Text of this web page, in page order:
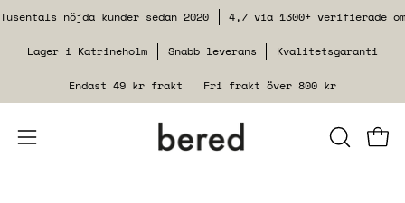
Hoppa
innehåll
Tusentals nöjda kunder sedan 2020 4,7 via 1300+ verifierade
Lager i Katrineholm Snabb leverans Kvalitetsgaranti
Endast 49 kr frakt Fri frakt över 800 kr
Öppna
navigeringsmenyn
STÄNGSe